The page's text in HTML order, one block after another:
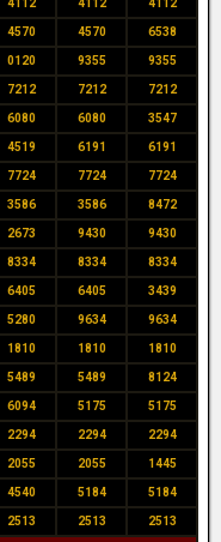
4112 4112 4112
4570 4570 6538
0120 9355 9355
7212 7212 7212
6080 6080 3547
4519 6191 6191
7724 7724 7724
3586 3586 8472
2673 9430 9430
8334 8334 8334
6405 6405 3439
5280 9634 9634
1810 1810 1810
5489 5489 8124
6094 5175 5175
2294 2294 2294
2055 2055 1445
4540 5184 5184
2513 2513 2513